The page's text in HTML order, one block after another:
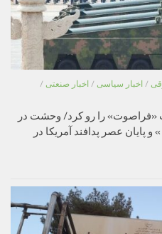
/ اخبار سیاسی / اخبار صنعتی /
«فراصوت» را رو کرد/ وحشت در
پنتاگون؛ استقرار انبوه «دی‌اف‑۱۷» و پایان عصر پدافند آمریکا در